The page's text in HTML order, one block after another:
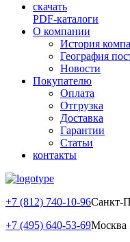
скачать
PDF-каталоги
О компании
История
География
Новости
Покупателю
Оплата
Отгрузка
Доставка
Гарантии
Статьи
контакты
+7 (812) 740-10-96Санкт-
+7 (495) 640-53-69Москва